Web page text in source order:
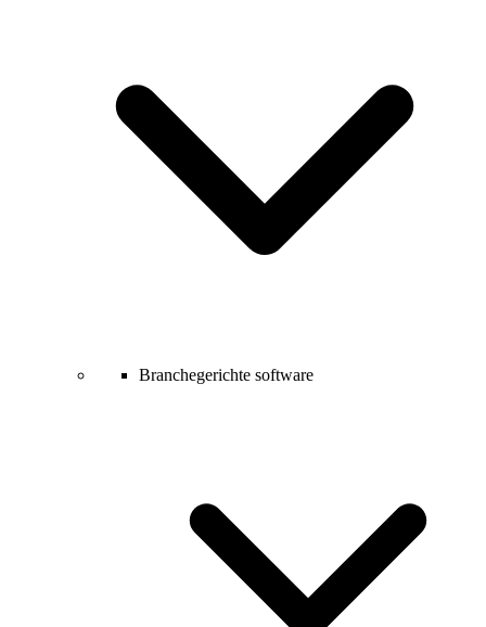
Branchegerichte software